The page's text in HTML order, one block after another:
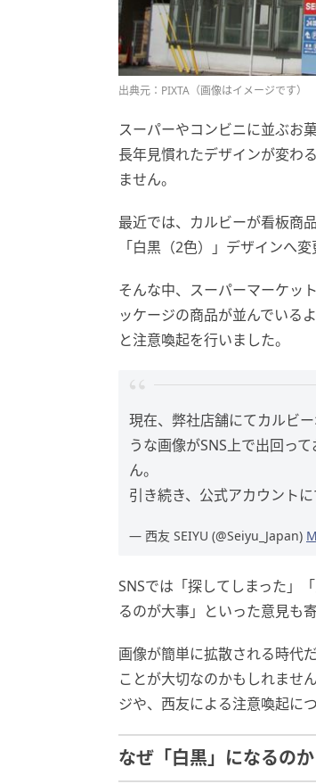
出典元：PIXTA（画像はイメージです）
スーパーやコンビニに並ぶお
長年見慣れたデザインが変わ
ません。
最近では、カルビーが看板商
「白黒（2色）」デザインへ
そんな中、スーパーマーケッ
ッケージの商品が並んでいる
と注意喚起を行いました。
現在、弊社店舗にてカルビ
うな画像がSNS上で出回っ
ん。
引き続き、公式アカウント
— 西友 SEIYU (@Seiyu_Japan)
SNSでは「探してしまった」
るのが大事」といった意見も
画像が簡単に拡散される時代
ことが大切なのかもしれませ
ジや、西友による注意喚起に
なぜ「白黒」になるのか